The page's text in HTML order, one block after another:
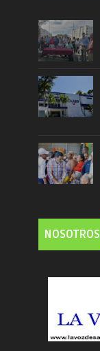
NOSOTROS